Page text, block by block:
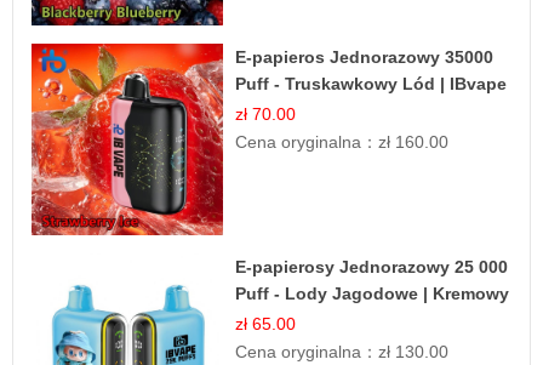
E-papieros Jednorazowy 35000
Puff - Truskawkowy Lód | IBvape
zł 70.00
Cena oryginalna：zł 160.00
E-papierosy Jednorazowy 25 000
Puff - Lody Jagodowe | Kremowy
Smak
zł 65.00
Cena oryginalna：zł 130.00